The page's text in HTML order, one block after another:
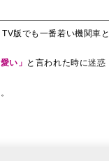
版でも一番若い機関車と
愛い」 と言われた時に迷惑